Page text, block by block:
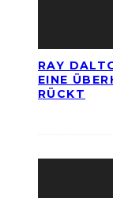
RAY
EINE
RÜCKT